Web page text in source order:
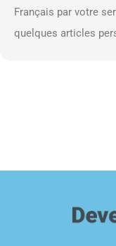
Français par votre
quelques articles